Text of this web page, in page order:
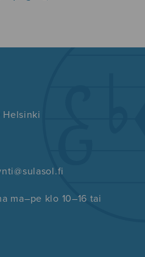
Helsinki
ma–pe klo 10–16 tai